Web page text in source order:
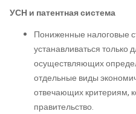
УСН и патентная система
Пониженные налоговые
устанавливаться только
осуществляющих
отдельные виды
отвечающих критериям,
правительство.